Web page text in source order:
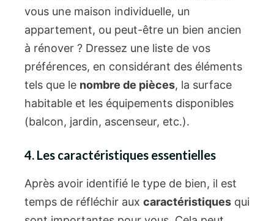
vous une maison individuelle, un
appartement, ou peut-être un bien ancien
à rénover ? Dressez une liste de vos
préférences, en considérant des éléments
tels que le nombre de pièces, la surface
habitable et les équipements disponibles
(balcon, jardin, ascenseur, etc.).
4. Les caractéristiques essentielles
Après avoir identifié le type de bien, il est
temps de réfléchir aux caractéristiques qui